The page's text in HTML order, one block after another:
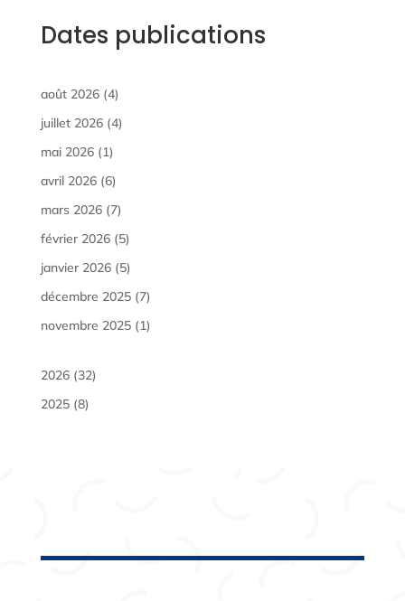
Dates publications
août 2026(4)
juillet 2026(4)
mai 2026(1)
avril 2026(6)
mars 2026(7)
février 2026(5)
janvier 2026(5)
décembre 2025(7)
novembre 2025(1)
2026(32)
2025(8)